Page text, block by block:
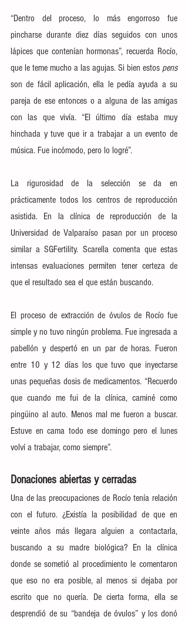
“Dentro del proceso, lo más engorroso fue
pincharse durante diez días seguidos con unos
lápices que contenían hormonas”, recuerda Rocío,
que le teme mucho a las agujas. Si bien estos pens
son de fácil aplicación, ella le pedía ayuda a su
pareja de ese entonces o a alguna de las amigas
con las que vivía. “El último día estaba muy
hinchada y tuve que ir a trabajar a un evento de
música. Fue incómodo, pero lo logré”.
La rigurosidad de la selección se da en
prácticamente todos los centros de reproducción
asistida. En la clínica de reproducción de la
Universidad de Valparaíso pasan por un proceso
similar a SGFertility. Scarella comenta que estas
intensas evaluaciones permiten tener certeza de
que el resultado sea el que están buscando.
El proceso de extracción de óvulos de Rocío fue
simple y no tuvo ningún problema. Fue ingresada a
pabellón y despertó en un par de horas. Fueron
entre 10 y 12 días los que tuvo que inyectarse
unas pequeñas dosis de medicamentos. “Recuerdo
que cuando me fui de la clínica, caminé como
pingüino al auto. Menos mal me fueron a buscar.
Estuve en cama todo ese domingo pero el lunes
volví a trabajar, como siempre”.
Donaciones abiertas y cerradas
Una de las preocupaciones de Rocío tenía relación
con el futuro. ¿Existía la posibilidad de que en
veinte años más llegara alguien a contactarla,
buscando a su madre biológica? En la clínica
donde se sometió al procedimiento le comentaron
que eso no era posible, al menos si dejaba por
escrito que no quería. De cierta forma, ella se
desprendió de su “bandeja de óvulos” y los donó